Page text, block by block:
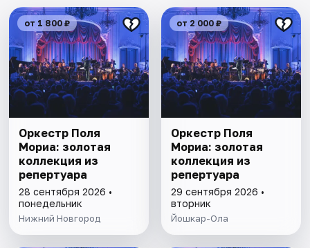
от 1 800 ₽
Оркестр Поля
Мориа: золотая
коллекция из
репертуара
28 сентября 2026 •
понедельник
Нижний Новгород
от 2 000 ₽
Оркестр Поля
Мориа: золотая
коллекция из
репертуара
29 сентября 2026 •
вторник
Йошкар-Ола